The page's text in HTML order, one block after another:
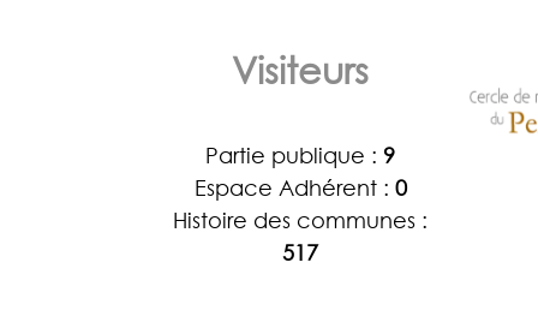
Visiteurs
Partie publique : 9
Espace Adhérent : 0
Histoire des communes :
517